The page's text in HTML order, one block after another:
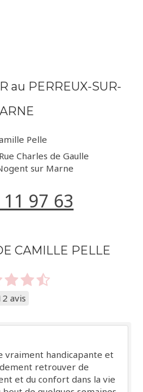
au PERREUX-SUR-
Pelle
Charles de Gaulle
sur Marne
97 63
CAMILLE PELLE
avis
vraiment handicapante et
retrouver de
et du confort dans la vie